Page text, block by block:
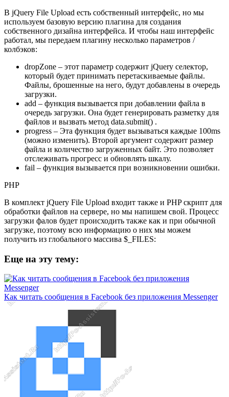
В jQuery File Upload есть собственный интерфейс, но мы
используем базовую версию плагина для создания
собственного дизайна интерфейса. И чтобы наш интерфейс
работал, мы передаем плагину несколько параметров /
колбэков:
dropZone – этот параметр содержит jQuery селектор,
который будет принимать перетаскиваемые файлы.
Файлы, брошенные на него, будут добавлены в очередь
загрузки.
add – функция вызывается при добавлении файла в
очередь загрузки. Она будет генерировать разметку для
файлов и вызвать метод data.submit() .
progress – Эта функция будет вызываться каждые 100ms
(можно изменить). Второй аргумент содержит размер
файла и количество загруженных байт. Это позволяет
отслеживать прогресс и обновлять шкалу.
fail – функция вызывается при возникновении ошибки.
PHP
В комплект jQuery File Upload входит также и PHP скрипт для
обработки файлов на сервере, но мы напишем свой. Процесс
загрузки фалов будет происходить также как и при обычной
загрузке, поэтому всю информацию о них мы можем
получить из глобального массива $_FILES:
Еще на эту тему:
Как читать сообщения в Facebook без приложения Messenger